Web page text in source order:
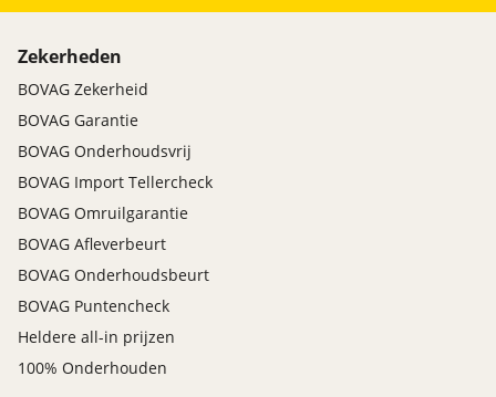
Zekerheden
BOVAG Zekerheid
BOVAG Garantie
BOVAG Onderhoudsvrij
BOVAG Import Tellercheck
BOVAG Omruilgarantie
BOVAG Afleverbeurt
BOVAG Onderhoudsbeurt
BOVAG Puntencheck
Heldere all-in prijzen
100% Onderhouden